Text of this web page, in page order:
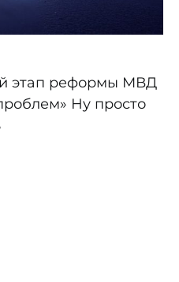
этап реформы МВД
Ну просто